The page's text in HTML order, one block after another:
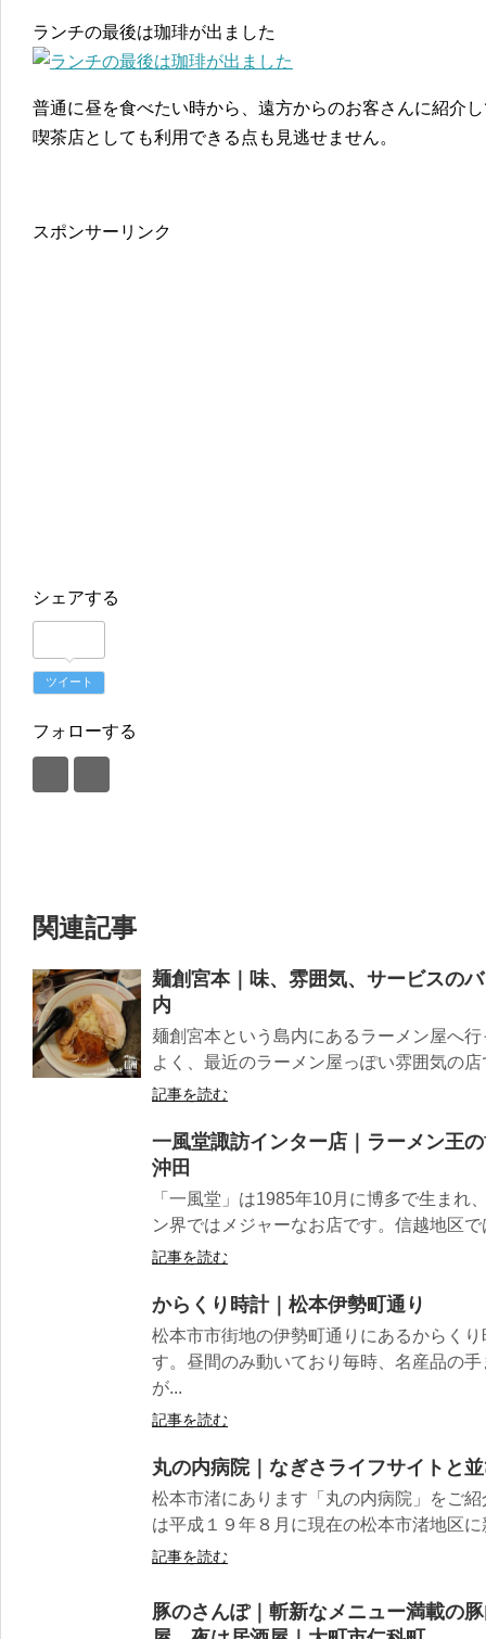
ランチの最後は珈琲が出ました
普通に昼を食べたい時から、遠方からのお客さんに紹介
喫茶店としても利用できる点も見逃せません。
スポンサーリンク
シェアする
ツイート
フォローする
関連記事
麺創宮本｜味、雰囲気、サービスの
内
麺創宮本という島内にあるラーメン屋へ
よく、最近のラーメン屋っぽい雰囲気の
記事を読む
一風堂諏訪インター店｜ラーメン王
沖田
「一風堂」は1985年10月に博多で生まれ
ン界ではメジャーなお店です。信越地区
記事を読む
からくり時計｜松本伊勢町通り
松本市市街地の伊勢町通りにあるからく
す。昼間のみ動いており毎時、名産品の
が...
記事を読む
丸の内病院｜なぎさライフサイトと
松本市渚にあります「丸の内病院」をご
は平成１９年８月に現在の松本市渚地区
記事を読む
豚のさんぽ｜斬新なメニュー満載の